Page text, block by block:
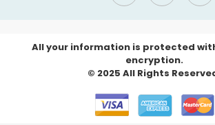
All your information is protected
encryption.
© 2025 All Rights